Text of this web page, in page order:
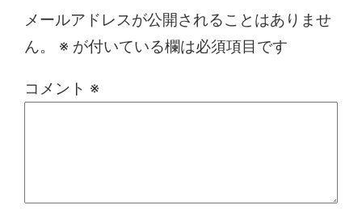
メールアドレスが公開されることはありませ
ん。
※ が付いている欄は必須項目です
コメント ※